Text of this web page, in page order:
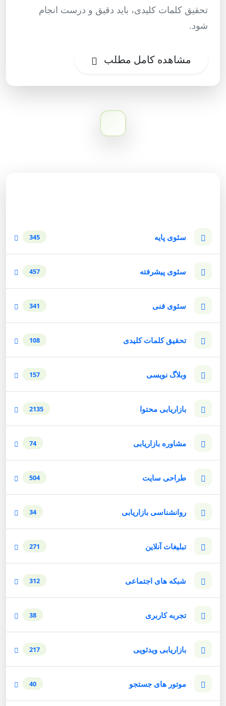
تحقیق کلمات کلیدی، باید دقیق و درست انجام
شود.
مشاهده کامل مطلب
سئوی پایه 345
سئوی پیشرفته 457
سئوی فنی 341
تحقیق کلمات کلیدی 108
وبلاگ نویسی 157
بازاریابی محتوا 2135
مشاوره بازاریابی 74
طراحی سایت 504
روانشناسی بازاریابی 34
تبلیغات آنلاین 271
شبکه های اجتماعی 312
تجربه کاربری 38
بازاریابی ویدئویی 217
موتور های جستجو 40